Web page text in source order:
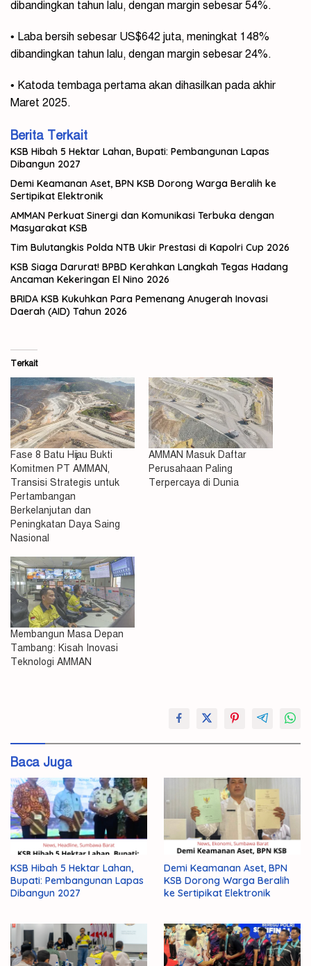
dibandingkan tahun lalu, dengan margin sebesar 54%.
• Laba bersih sebesar US$642 juta, meningkat 148%
dibandingkan tahun lalu, dengan margin sebesar 24%.
• Katoda tembaga pertama akan dihasilkan pada akhir
Maret 2025.
Berita Terkait
KSB Hibah 5 Hektar Lahan, Bupati: Pembangunan Lapas
Dibangun 2027
Demi Keamanan Aset, BPN KSB Dorong Warga Beralih ke
Sertipikat Elektronik
AMMAN Perkuat Sinergi dan Komunikasi Terbuka dengan
Masyarakat KSB
Tim Bulutangkis Polda NTB Ukir Prestasi di Kapolri Cup 2026
KSB Siaga Darurat! BPBD Kerahkan Langkah Tegas Hadang
Ancaman Kekeringan El Nino 2026
BRIDA KSB Kukuhkan Para Pemenang Anugerah Inovasi
Daerah (AID) Tahun 2026
Terkait
Fase 8 Batu Hijau Bukti
Komitmen PT AMMAN,
Transisi Strategis untuk
Pertambangan
Berkelanjutan dan
Peningkatan Daya Saing
Nasional
AMMAN Masuk Daftar
Perusahaan Paling
Terpercaya di Dunia
Membangun Masa Depan
Tambang: Kisah Inovasi
Teknologi AMMAN
Produksi
PT
Amman
Tertinggi
Baca Juga
KSB Hibah 5 Hektar Lahan,
Bupati: Pembangunan Lapas
Dibangun 2027
Demi Keamanan Aset, BPN
KSB Dorong Warga Beralih
ke Sertipikat Elektronik